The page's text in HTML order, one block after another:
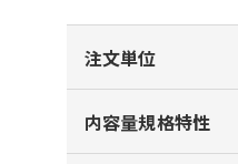
注文単位
内容量規格特性